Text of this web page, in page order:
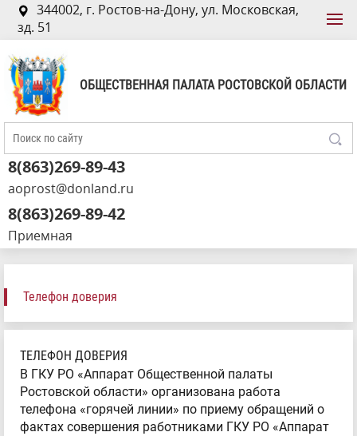
344002, г. Ростов-на-Дону, ул. Московская,
зд. 51
ОБЩЕСТВЕННАЯ ПАЛАТА РОСТОВСКОЙ ОБЛАСТИ
8(863)269-89-43
aoprost@donland.ru
8(863)269-89-42
Приемная
Телефон доверия
ТЕЛЕФОН ДОВЕРИЯ
В ГКУ РО «Аппарат Общественной палаты
Ростовской области» организована работа
телефона «горячей линии» по приему обращений о
фактах совершения работниками ГКУ РО «Аппарат